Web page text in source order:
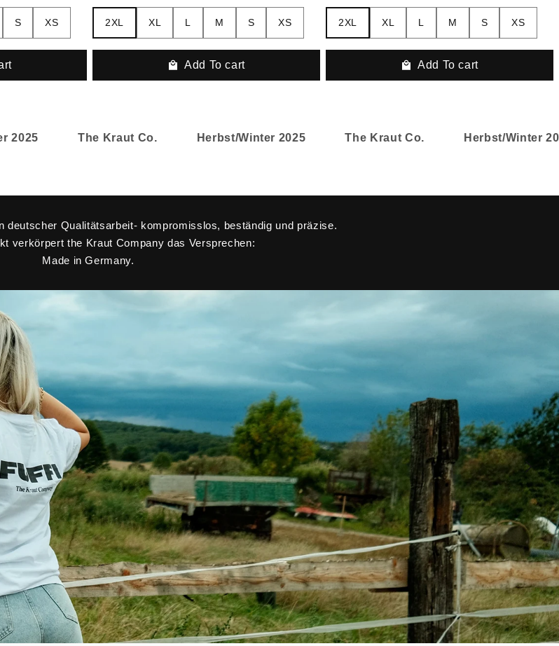
S XSXS 2XL
2XL XLXL L M S XSXS
Add To cart
2XL
2XL XLXL L M S XSXS
Add To cart
The Kraut Co. Herbst/Winter 2025 The Kraut Co. Herbst/Winter 2025
deutscher Qualitätsarbeit- kompromisslos, beständig und präzise.
verkörpert the Kraut Company das Versprechen:
Made in Germany.